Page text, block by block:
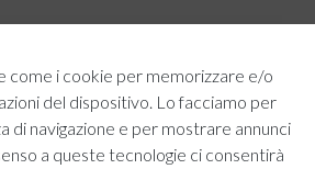
come i cookie per memorizzare e/o
del dispositivo. Lo facciamo per
di navigazione e per mostrare annunci
a queste tecnologie ci consentirà